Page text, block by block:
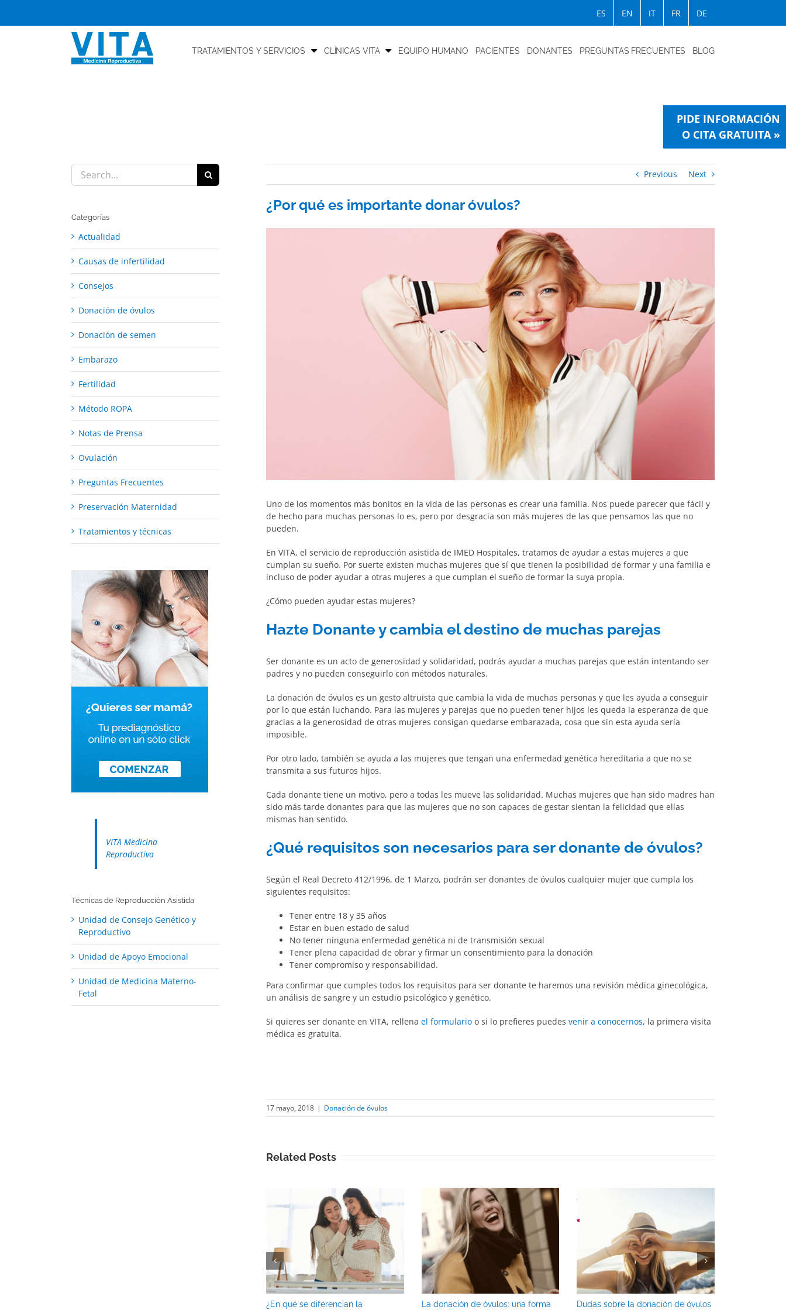
ES EN IT FR DE
TRATAMIENTOS Y SERVICIOS CLÍNICAS VITA EQUIPO HUMANO PACIENTES DONANTES PREGUNTAS FRECUENTES BLOG
PIDE INFORMACIÓN
O CITA GRATUITA »
Previous Next
¿Por qué es importante donar óvulos?
Uno de los momentos más bonitos en la vida de las personas es crear una familia. Nos puede parecer que fácil y
de hecho para muchas personas lo es, pero por desgracia son más mujeres de las que pensamos las que no
pueden.
En VITA, el servicio de reproducción asistida de IMED Hospitales, tratamos de ayudar a estas mujeres a que
cumplan su sueño. Por suerte existen muchas mujeres que sí que tienen la posibilidad de formar y una familia e
incluso de poder ayudar a otras mujeres a que cumplan el sueño de formar la suya propia.
¿Cómo pueden ayudar estas mujeres?
Hazte Donante y cambia el destino de muchas parejas
Ser donante es un acto de generosidad y solidaridad, podrás ayudar a muchas parejas que están intentando ser
padres y no pueden conseguirlo con métodos naturales.
La donación de óvulos es un gesto altruista que cambia la vida de muchas personas y que les ayuda a conseguir
por lo que están luchando. Para las mujeres y parejas que no pueden tener hijos les queda la esperanza de que
gracias a la generosidad de otras mujeres consigan quedarse embarazada, cosa que sin esta ayuda sería
imposible.
Por otro lado, también se ayuda a las mujeres que tengan una enfermedad genética hereditaria a que no se
transmita a sus futuros hijos.
Cada donante tiene un motivo, pero a todas les mueve las solidaridad. Muchas mujeres que han sido madres han
sido más tarde donantes para que las mujeres que no son capaces de gestar sientan la felicidad que ellas
mismas han sentido.
¿Qué requisitos son necesarios para ser donante de óvulos?
Según el Real Decreto 412/1996, de 1 Marzo, podrán ser donantes de óvulos cualquier mujer que cumpla los
siguientes requisitos:
Tener entre 18 y 35 años
Estar en buen estado de salud
No tener ninguna enfermedad genética ni de transmisión sexual
Tener plena capacidad de obrar y firmar un consentimiento para la donación
Tener compromiso y responsabilidad.
Para confirmar que cumples todos los requisitos para ser donante te haremos una revisión médica ginecológica,
un análisis de sangre y un estudio psicológico y genético.
Si quieres ser donante en VITA, rellena el formulario o si lo prefieres puedes venir a conocernos, la primera visita
médica es gratuita.
17 mayo, 2018 | Donación de óvulos
Related Posts
¿En qué se diferencian la
La donación de óvulos: una forma
Dudas sobre la donación de óvulos
Search
for:
Categorías
Actualidad
Causas de infertilidad
Consejos
Donación de óvulos
Donación de semen
Embarazo
Fertilidad
Método ROPA
Notas de Prensa
Ovulación
Preguntas Frecuentes
Preservación Maternidad
Tratamientos y técnicas
VITA Medicina
Reproductiva
Técnicas de Reproducción Asistida
Unidad de Consejo Genético y
Reproductivo
Unidad de Apoyo Emocional
Unidad de Medicina Materno-
Fetal